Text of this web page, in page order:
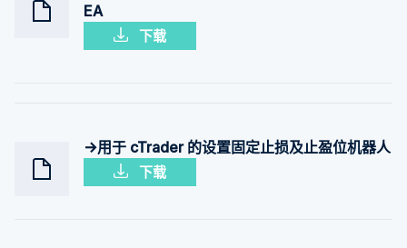
EA
下载
→用于 cTrader 的设置固定止损及止盈位机器人
下载